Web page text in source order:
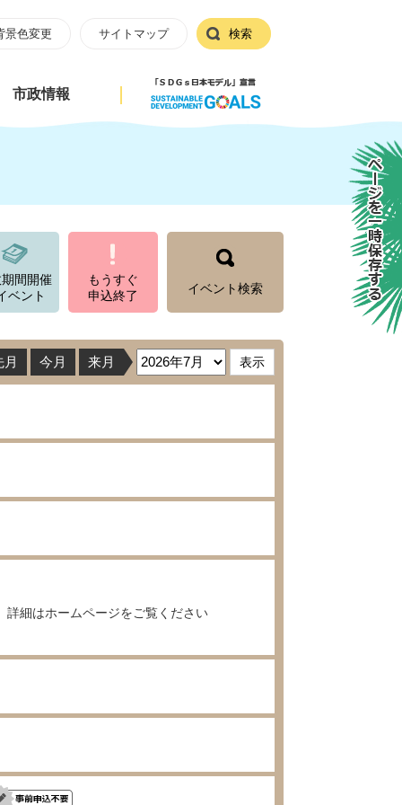
景色変更 サイトマップ 検索
市政情報
間開催
ベント
もうすぐ
申込終了
イベント検索
月 今月 来月
詳細はホームページをご覧ください
ページを一時保存する